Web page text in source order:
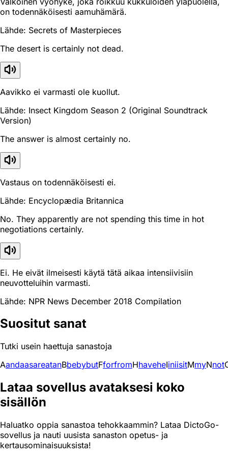
on todennäköisesti aamuhämärä.
Lähde: Secrets of Masterpieces
The desert is certainly not dead.
Aavikko ei varmasti ole kuollut.
Lähde: Insect Kingdom Season 2 (Original Soundtrack
Version)
The answer is almost certainly no.
Vastaus on todennäköisesti ei.
Lähde: Encyclopædia Britannica
No. They apparently are not spending this time in hot
negotiations certainly.
Ei. He eivät ilmeisesti käytä tätä aikaa intensiivisiin
neuvotteluihin varmasti.
Lähde: NPR News December 2018 Compilation
Suositut sanat
Tutki usein haettuja sanastoja
AandaasareatanBbebybutFforfromHhaveheIiniisitMmyNnot
Lataa sovellus avataksesi koko
sisällön
Haluatko oppia sanastoa tehokkaammin? Lataa DictoGo-
sovellus ja nauti uusista sanaston opetus- ja
kertausominaisuuksista!